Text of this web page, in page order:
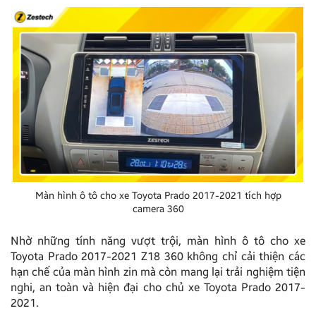
Màn hình ô tô cho xe Toyota Prado 2017-2021 tích hợp
camera 360
Nhờ những tính năng vượt trội, màn hình ô tô cho xe
Toyota Prado 2017-2021 Z18 360 không chỉ cải thiện các
hạn chế của màn hình zin mà còn mang lại trải nghiệm tiện
nghi, an toàn và hiện đại cho chủ xe Toyota Prado 2017-
2021.